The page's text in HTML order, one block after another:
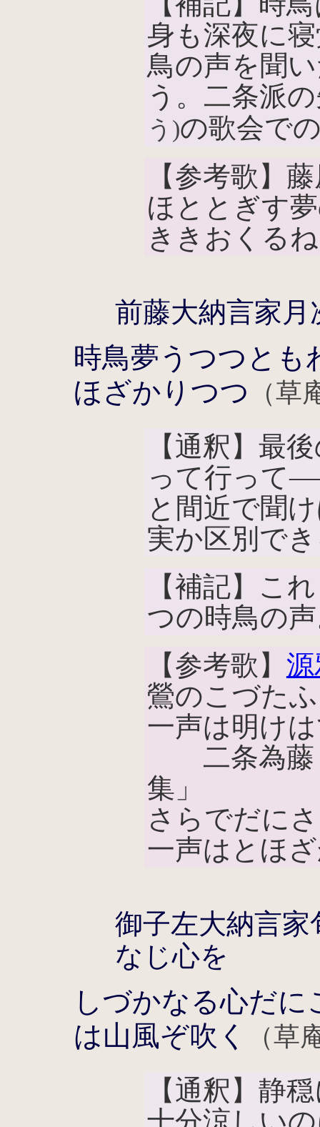
身も深夜に
鳥の声を聞
う。二条派
う)の歌会で
【参考歌】
ほととぎす
ききおくる
前藤大納言家月
時鳥夢うつつとも
ほざかりつつ （草
【通釈】最
って行って
と間近で聞
実か区別で
【補記】こ
つの時鳥の
【参考歌】
鶯のこづた
一声は明け
二条為藤
集」
さらでだに
一声はとほ
御子左大納言
なじ心を
しづかなる心だ
は山風ぞ吹く
（草
【通釈】静